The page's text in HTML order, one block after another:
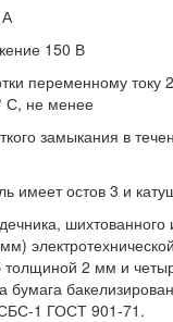
150 В
переменному току
С, не менее
замыкания в
имеет остов 3 и
толщиной 2 мм и
бумага
1 ГОСТ 901-71.